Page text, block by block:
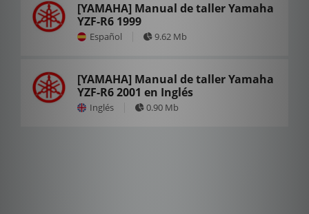
[YAMAHA] Manual de taller Yamaha
YZF-R6 1999
Español 9.62 Mb
[YAMAHA] Manual de taller Yamaha
YZF-R6 2001 en Inglés
Inglés 0.90 Mb